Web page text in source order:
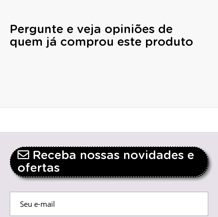
Pergunte e veja opiniões de
quem já comprou este produto
Receba nossas novidades e
ofertas